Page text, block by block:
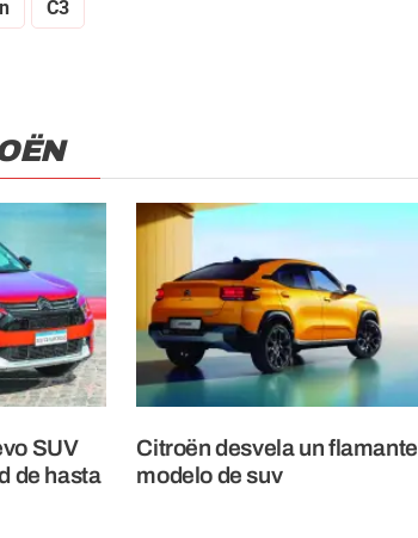
C3
SUV
de hasta
Citroën desvela un flamante
modelo de suv